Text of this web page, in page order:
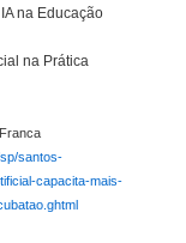
na Educação
na Prática
santos-
capacita-mais-